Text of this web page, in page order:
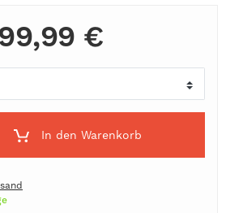
€
In den Warenkorb